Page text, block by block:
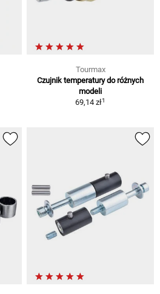
Tourmax
Czujnik temperatury do różnych
modeli
69,14 zł1